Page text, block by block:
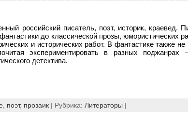
российский писатель, поэт, историк, краевед.
до классической прозы, юмористических
и исторических работ. В фантастике также не
экспериментировать в разных
детектива.
поэт, прозаик| Рубрика: Литераторы |